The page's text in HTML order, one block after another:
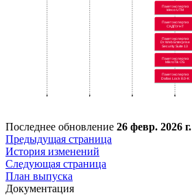
Последнее обновление 26 февр. 2026 г.
Предыдущая страница
История изменений
Следующая страница
План выпуска
Документация